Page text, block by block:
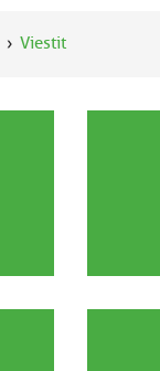
Viestit